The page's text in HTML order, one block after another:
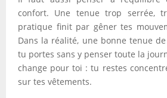
confort. Une tenue trop serrée,
pratique finit par gêner tes
Dans la réalité, une bonne tenue
tu portes sans y penser toute la
change pour toi : tu restes
sur tes vêtements.